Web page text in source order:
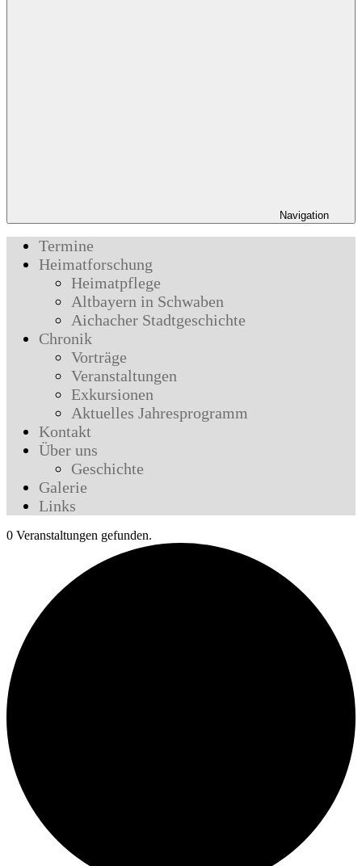
Navigation
Termine
Heimatforschung
Heimatpflege
Altbayern in Schwaben
Aichacher Stadtgeschichte
Chronik
Vorträge
Veranstaltungen
Exkursionen
Aktuelles Jahresprogramm
Kontakt
Über uns
Geschichte
Galerie
Links
0 Veranstaltungen gefunden.